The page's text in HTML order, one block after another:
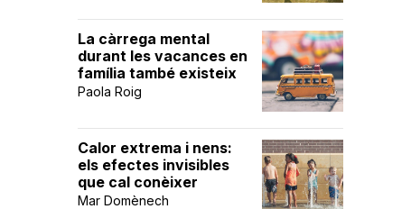
La càrrega mental
durant les vacances en
família també existeix
Paola Roig
Calor extrema i nens:
els efectes invisibles
que cal conèixer
Mar Domènech